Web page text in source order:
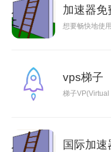
加速器免
想要畅快地使
vps梯子
梯子VP(Virtual
国际加速